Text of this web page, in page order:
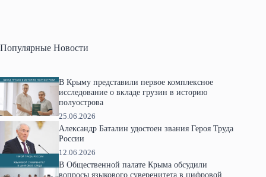
Популярные Новости
В Крыму представили первое комплексное
исследование о вкладе грузин в историю
полуострова
25.06.2026
Александр Баталин удостоен звания Героя Труда
России
12.06.2026
В Общественной палате Крыма обсудили
вопросы языкового суверенитета в цифровой